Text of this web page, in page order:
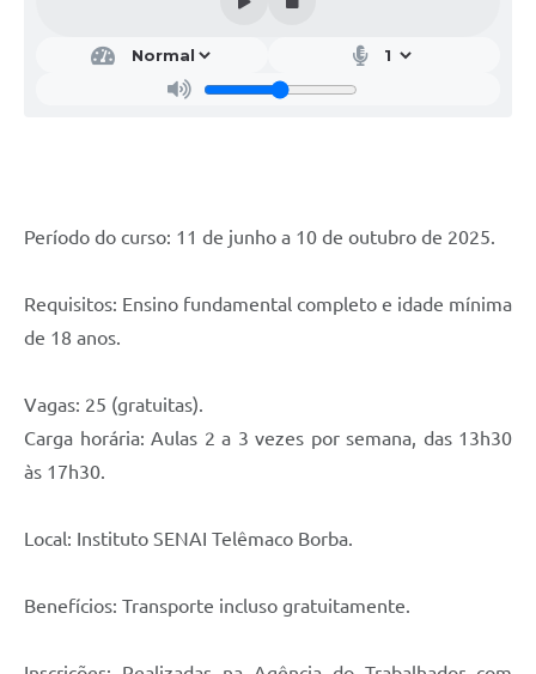
Período do curso: 11 de junho a 10 de outubro de 2025.
Requisitos: Ensino fundamental completo e idade mínima
de 18 anos.
Vagas: 25 (gratuitas).
Carga horária: Aulas 2 a 3 vezes por semana, das 13h30
às 17h30.
Local: Instituto SENAI Telêmaco Borba.
Benefícios: Transporte incluso gratuitamente.